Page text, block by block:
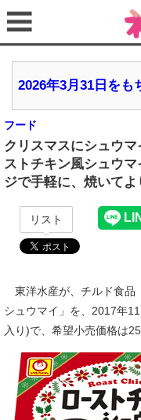
2026年3月31日をも
フード
クリスマスにシュウ
ストチキン風シュウ
ジで手軽に、焼いてよ
リスト
東洋水産が、チルド食品
シュウマイ」を、2017年
入り)で、希望小売価格は